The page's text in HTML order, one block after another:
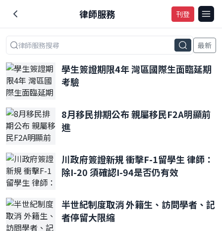
律師服務 刊登
最新
學生簽證期限4年 灣區國際生面臨延期
考驗
8月移民排期公布 親屬移民F2A明顯前
進
川政府簽證新規 衝擊F-1留學生 律師：
除I-20 須確認I-94是否仍有效
半世紀制度取消 外籍生、訪問學者、記
者停留大限縮